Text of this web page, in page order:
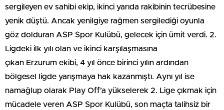
sergileyen ev sahibi ekip, ikinci yarıda rakibinin tecrübesine
yenik düştü. Ancak yenilgiye rağmen sergilediği oyunla
göz dolduran ASP Spor Kulübü, gelecek için ümit verdi. 2.
Ligdeki ilk yılı olan ve ikinci karşılaşmasına
çıkan Erzurum ekibi, 4 yıl önce birinci yılın ardından
bölgesel ligde yarışmaya hak kazanmıştı. Aynı yıl ise
namağlup olarak Play Off’a yükselerek 2. Lige çıkmak için
mücadele veren ASP Spor Kulübü, son maçta talihsiz bir